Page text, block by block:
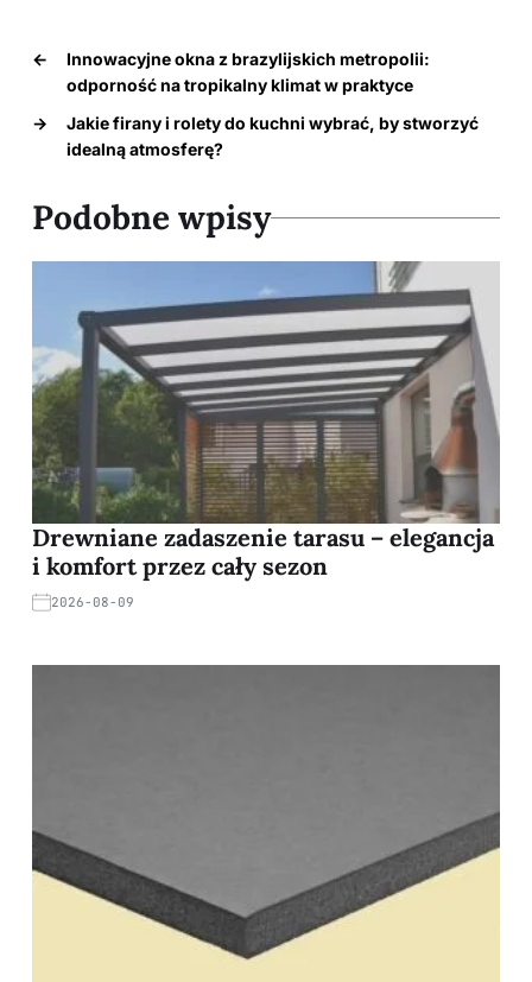
←
Innowacyjne okna z brazylijskich metropolii:
odporność na tropikalny klimat w praktyce
→
Jakie firany i rolety do kuchni wybrać, by stworzyć
idealną atmosferę?
Podobne wpisy
Drewniane zadaszenie tarasu – elegancja
i komfort przez cały sezon
2026-08-09